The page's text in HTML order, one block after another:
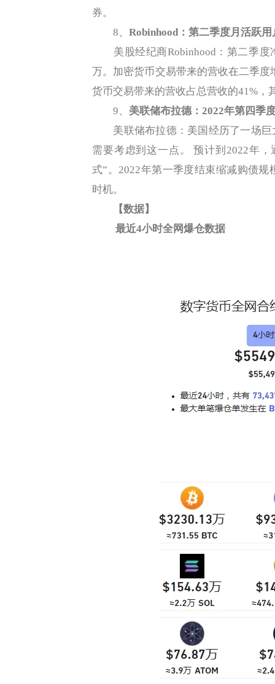
券。
8、 Robinhood：第二季度月活跃用
美股经纪商Robinhood：第二季度
万。加密货币交易带来的营收在二季
货币交易带来的营收占总营收的41%，
9、 美联储布拉德：2022年第四季
美联储布拉德：美国经历了一场巨
需要考虑到这一点。 预计到2022年
式”。2022年第一季度结束缩减购债
时机。
【数据】
最近4小时全网爆仓数据